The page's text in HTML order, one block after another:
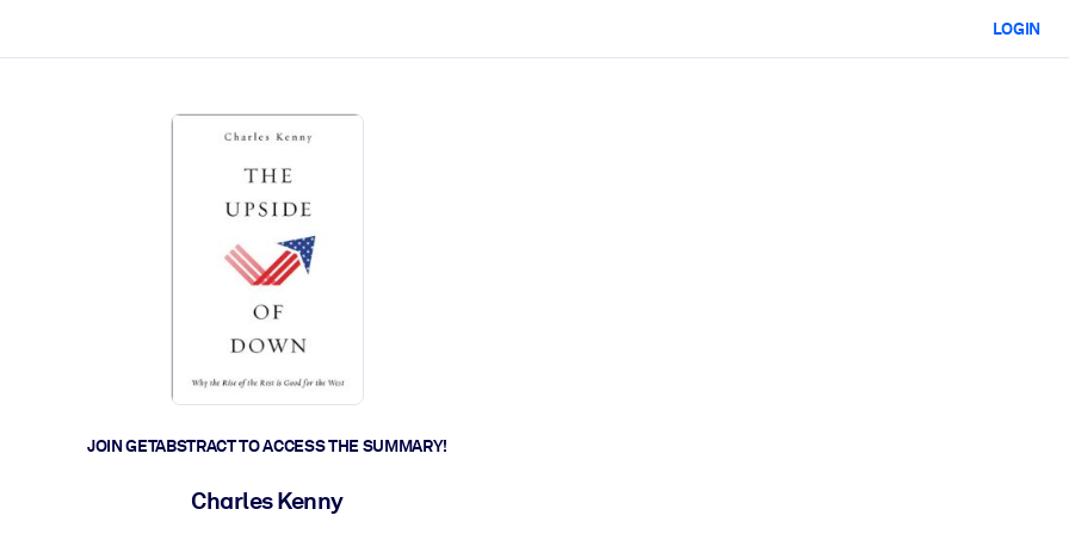
LOGIN
JOIN GETABSTRACT TO ACCESS THE SUMMARY!
Charles Kenny